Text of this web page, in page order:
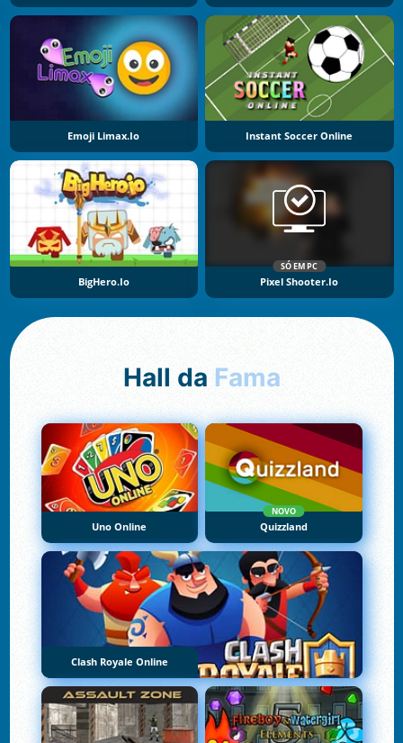
Emoji Limax.io Instant Soccer Online
BigHero.io
SÓ EM PC
Pixel Shooter.io
Hall da Fama
Uno Online
NOVO
Quizzland
Clash Royale Online